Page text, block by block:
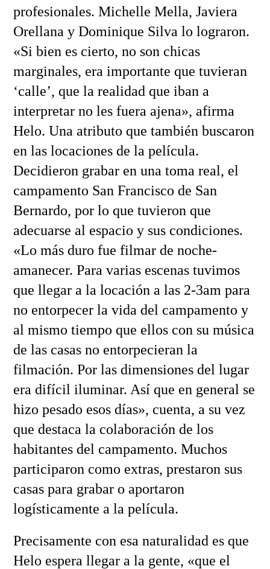
profesionales. Michelle Mella, Javiera
Orellana y Dominique Silva lo lograron.
«Si bien es cierto, no son chicas
marginales, era importante que tuvieran
‘calle’, que la realidad que iban a
interpretar no les fuera ajena», afirma
Helo. Una atributo que también buscaron
en las locaciones de la película.
Decidieron grabar en una toma real, el
campamento San Francisco de San
Bernardo, por lo que tuvieron que
adecuarse al espacio y sus condiciones.
«Lo más duro fue filmar de noche-
amanecer. Para varias escenas tuvimos
que llegar a la locación a las 2-3am para
no entorpecer la vida del campamento y
al mismo tiempo que ellos con su música
de las casas no entorpecieran la
filmación. Por las dimensiones del lugar
era difícil iluminar. Así que en general se
hizo pesado esos días», cuenta, a su vez
que destaca la colaboración de los
habitantes del campamento. Muchos
participaron como extras, prestaron sus
casas para grabar o aportaron
logísticamente a la película.
Precisamente con esa naturalidad es que
Helo espera llegar a la gente, «que el